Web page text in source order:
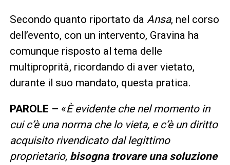
Secondo quanto riportato da Ansa, nel corso
dell’evento, con un intervento, Gravina ha
comunque risposto al tema delle
multiproprità, ricordando di aver vietato,
durante il suo mandato, questa pratica.
PAROLE – «È evidente che nel momento in
cui c’è una norma che lo vieta, e c’è un diritto
acquisito rivendicato dal legittimo
proprietario, bisogna trovare una soluzione